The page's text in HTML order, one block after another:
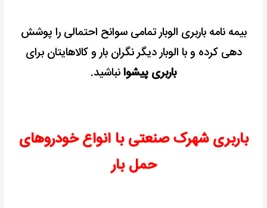
بیمه نامه باربری الوبار تمامی سوانح احتمالی را پوشش
دهی کرده و با الوبار دیگر نگران بار و کالاهایتان برای
باربری پیشوانباشید.
باربری شهرک صنعتی با انواع خودروهای
حمل بار